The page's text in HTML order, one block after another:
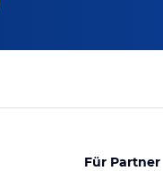
Für Partner